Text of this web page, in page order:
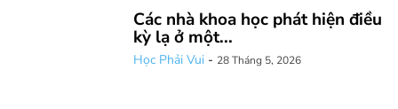
Các nhà khoa học phát hiện điều
kỳ lạ ở một...
Học Phải Vui - 28 Tháng 5, 2026